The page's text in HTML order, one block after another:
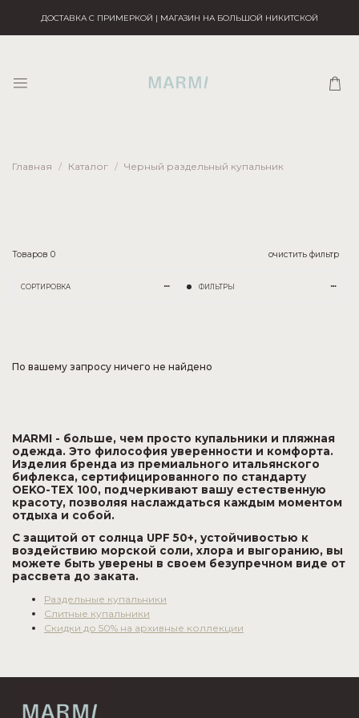
ДОСТАВКА С ПРИМЕРКОЙ | МАГАЗИН НА БОЛЬШОЙ НИКИТСКОЙ
Главная Каталог Черный раздельный купальник
Товаров 0 очистить фильтр
СОРТИРОВКА ФИЛЬТРЫ
По вашему запросу ничего не найдено
MARMI - больше, чем просто купальники и пляжная
одежда. Это философия уверенности и комфорта.
Изделия бренда из премиального итальянского
бифлекса, сертифицированного по стандарту
OEKO-TEX 100, подчеркивают вашу естественную
красоту, позволяя наслаждаться каждым моментом
отдыха и собой.
С защитой от солнца UPF 50+, устойчивостью к
воздействию морской соли, хлора и выгоранию, вы
можете быть уверены в своем безупречном виде от
рассвета до заката.
Раздельные купальники
Слитные купальники
Скидки до 50% на архивные коллекции